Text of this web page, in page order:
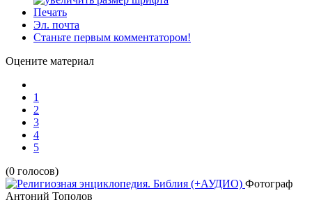
Печать
Эл. почта
Станьте первым комментатором!
Оцените материал
1
2
3
4
5
(0 голосов)
Фотограф
Антоний Тополов